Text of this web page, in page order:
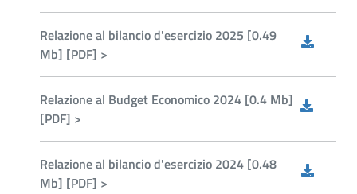
Relazione al bilancio d'esercizio 2025 [0.49
Mb] [PDF] >
Relazione al Budget Economico 2024 [0.4 Mb]
[PDF] >
Relazione al bilancio d'esercizio 2024 [0.48
Mb] [PDF] >